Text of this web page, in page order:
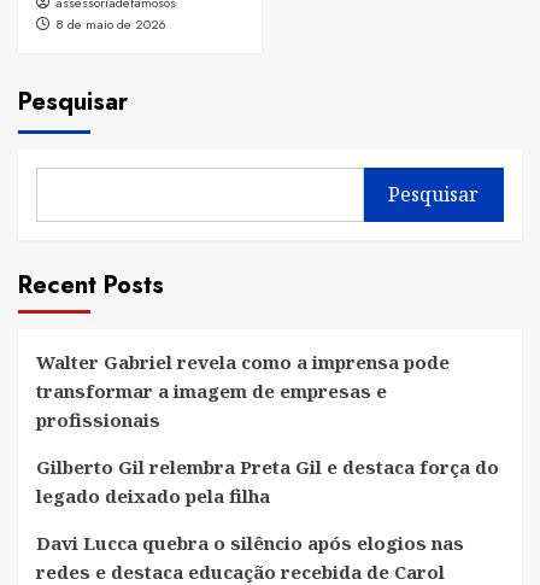
8 de maio de 2026
Pesquisar
Pesquisar
Recent Posts
Walter Gabriel revela como a imprensa pode
transformar a imagem de empresas e
profissionais
Gilberto Gil relembra Preta Gil e destaca força do
legado deixado pela filha
Davi Lucca quebra o silêncio após elogios nas
redes e destaca educação recebida de Carol